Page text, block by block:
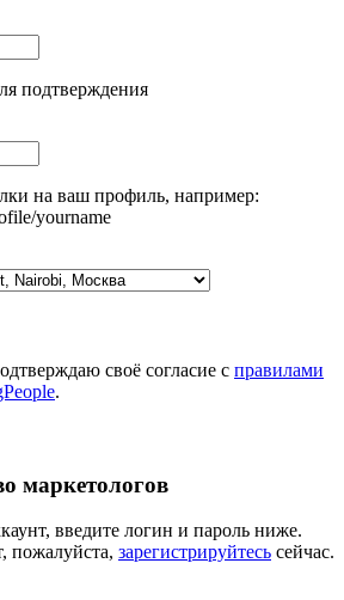
подтверждения
на ваш профиль, например:
yourname
своё согласие с правилами
.
маркетологов
введите логин и пароль ниже.
пожалуйста, зарегистрируйтесь сейчас.